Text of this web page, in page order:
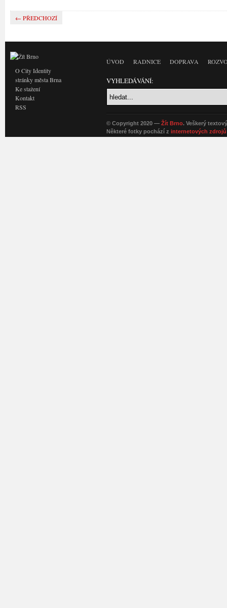
← PŘEDCHOZÍ
O City Identity
stránky města Brna
Ke stažení
Kontakt
RSS
ÚVOD RADNICE DOPRAVA
VYHLEDÁVÁNÍ:
© Copyright 2020 — Žít Brno. Veškerý
Některé fotky pochází z internetových